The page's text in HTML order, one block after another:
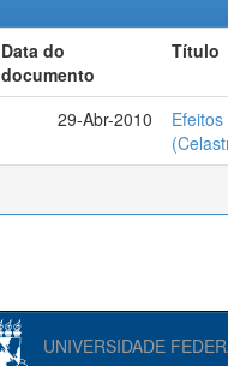
Data do
documento
Título
29-Abr-2010
UNIVERSIDADE